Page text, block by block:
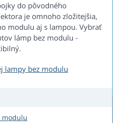
do pôvodného
je omnoho zložitejšia,
modulu aj s lampou. Vybrať
lámp bez modulu -
lampy bez modulu
modulu